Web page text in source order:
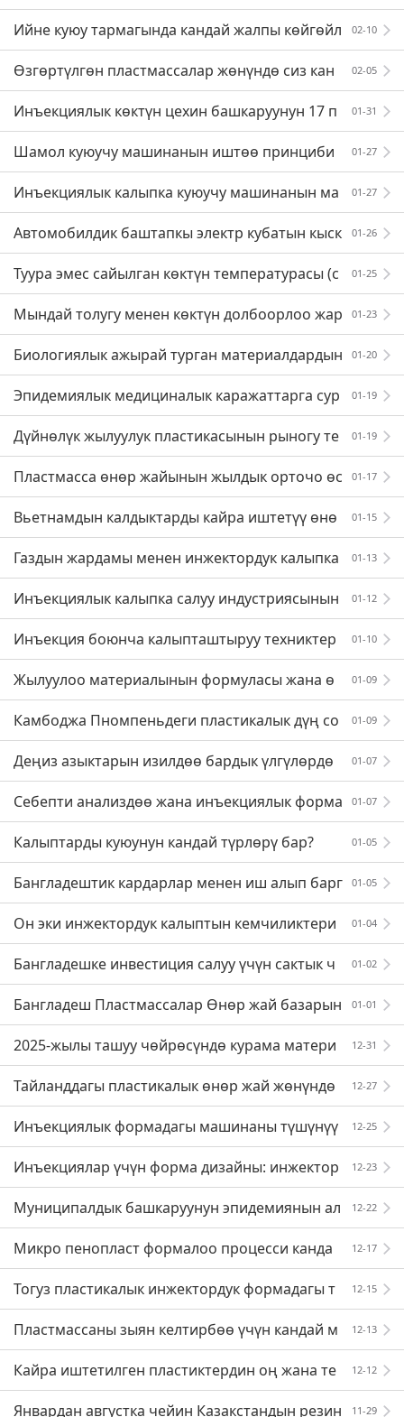
02-10
Ийне куюу тармагында кандай жалпы көйгөйл
өр бар?
02-05
Өзгөртүлгөн пластмассалар жөнүндө сиз кан
ча билесиз?
01-31
Инъекциялык көктүн цехин башкаруунун 17 п
ринциби, канчалаган калыптарды билүүгө болот?
01-27
Шамол куюучу машинанын иштөө принциби
/ жөнөкөй обзор
01-27
Инъекциялык калыпка куюучу машинанын ма
нипулятордук түзүмүн толук түшүндүрүп берүү
01-26
Автомобилдик баштапкы электр кубатын кыск
ача киргизүү
01-25
Туура эмес сайылган көктүн температурасы (с
айма технологиясынын адистери эч качан айтпага
н сыр)
01-23
Мындай толугу менен көктүн долбоорлоо жар
аянын көз жаздымда калтырууга болбойт
01-20
Биологиялык ажырай турган материалдардын
тенденциясын түшүнүү менен гана биз келечектег
и өнүгүү мүмк
01-19
Эпидемиялык медициналык каражаттарга сур
оо-талап кескин көбөйдү
01-19
Дүйнөлүк жылуулук пластикасынын рыногу те
здик менен өсүүдө жана өндүрүш ишканаларынын
атаандаштыкка
01-17
Пластмасса өнөр жайынын жылдык орточо өс
үү темпи 10-15% ды түзөт! Вьетнам базарындагы н
аггеттер, сиз
01-15
Вьетнамдын калдыктарды кайра иштетүү өнө
р жайы өнүгүүнүн чоң потенциалына ээ
01-13
Газдын жардамы менен инжектордук калыпка
келтирүү технологиясынын артыкчылыктары жана
колдонулушу
01-12
Инъекциялык калыпка салуу индустриясынын
ар тараптуу өнүгүүсү —- Микро инжекциялоо фор
масынын технол
01-10
Инъекция боюнча калыпташтыруу техниктер
и билиши керек болгон инжектордук калыпты кал
ыптандыруу боюнч
01-09
Жылуулоо материалынын формуласы жана ө
ндүрүш процесси
01-09
Камбоджа Пномпеньдеги пластикалык дүң со
ода борбору
01-07
Деңиз азыктарын изилдөө бардык үлгүлөрдө
пластик бар экендигин аныктады
01-07
Себепти анализдөө жана инъекциялык форма
га келтирүүчү машинанын деформациясын жана б
еттеги абалды че
01-05
Калыптарды куюунун кандай түрлөрү бар?
01-05
Бангладештик кардарлар менен иш алып барг
анда эмнеге көңүл буруу керек?
01-04
Он эки инжектордук калыптын кемчиликтери
н 360 градус тереңдикке талдоо
01-02
Бангладешке инвестиция салуу үчүн сактык ч
аралары
01-01
Бангладеш Пластмассалар Өнөр жай базарын
а сереп
12-31
2025-жылы ташуу чөйрөсүндө курама матери
алдардын дүйнөлүк рыногунун масштабы 59,8 мил
лиард АКШ долла
12-27
Тайланддагы пластикалык өнөр жай жөнүндө
эмне билесиз?
12-25
Инъекциялык формадагы машинаны түшүнүү
жана иштөө принциби
12-23
Инъекциялар үчүн форма дизайны: инжектор
дук көктүн көйгөйлөрү жана анализдин себеби!
12-22
Муниципалдык башкаруунун эпидемиянын ал
дын алуу жана көзөмөлдөө штабынын кеңсеси ша
шылыш билдирүү та
12-17
Микро пенопласт формалоо процесси канда
й? Техникалык талаптар кандай? Кандай артыкчыл
ыктары бар?
12-15
Тогуз пластикалык инжектордук формадагы т
ехнологиялар жана алардын мүнөздөмөлөрү
12-13
Пластмассаны зыян келтирбөө үчүн кандай м
атериал натыйжалуу алмаштыра алат?
12-12
Кайра иштетилген пластиктердин оң жана те
рс жактарын кантип аныктаса болот?
11-29
Январдан августка чейин Казакстандын резин